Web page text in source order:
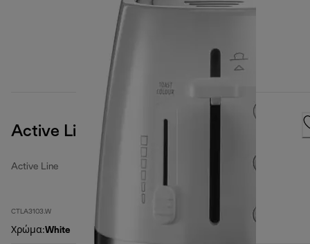
Active Line
Active Line
CTLA3103.W
Χρώμα:White